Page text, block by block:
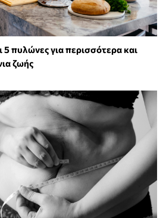
5 πυλώνες για περισσότερα και
ζωής